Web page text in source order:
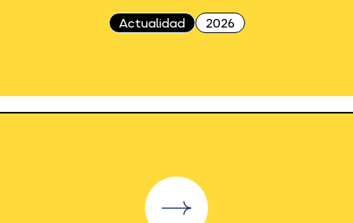
Actualidad 2026